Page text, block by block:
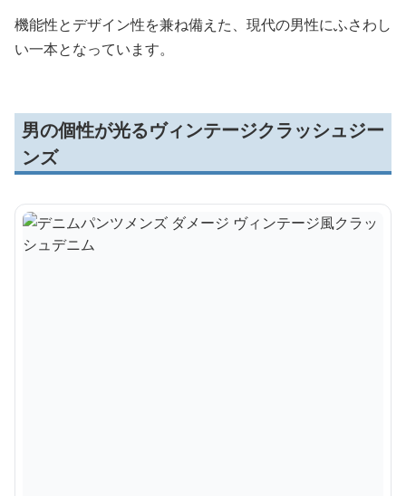
機能性とデザイン性を兼ね備えた、現代の男性にふさわし
い一本となっています。
男の個性が光るヴィンテージクラッシュジー
ンズ